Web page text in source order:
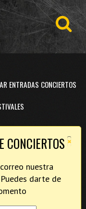
ENTRADAS CONCIERTOS
×
CONCIERTOS
nuestra
darte de